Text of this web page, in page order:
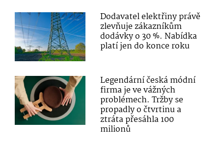
Dodavatel elektřiny právě
zlevňuje zákazníkům
dodávky o 30 %. Nabídka
platí jen do konce roku
Legendární česká módní
firma je ve vážných
problémech. Tržby se
propadly o čtvrtinu a
ztráta přesáhla 100
milionů